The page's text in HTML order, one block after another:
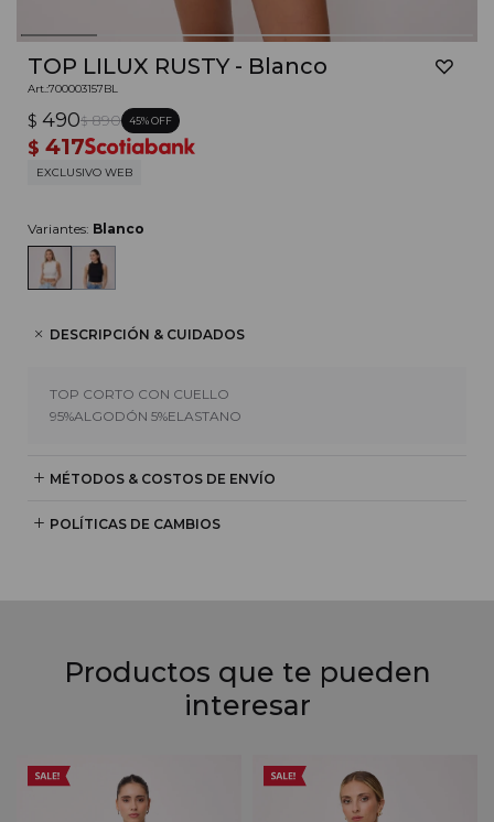
TOP LILUX RUSTY - Blanco
700003157BL
$ 490$ 890 45
$ 417
EXCLUSIVO WEB
Variantes: Blanco
DESCRIPCIÓN & CUIDADOS
TOP CORTO CON CUELLO
95%ALGODÓN 5%ELASTANO
MÉTODOS & COSTOS DE ENVÍO
POLÍTICAS DE CAMBIOS
Productos que te pueden
interesar